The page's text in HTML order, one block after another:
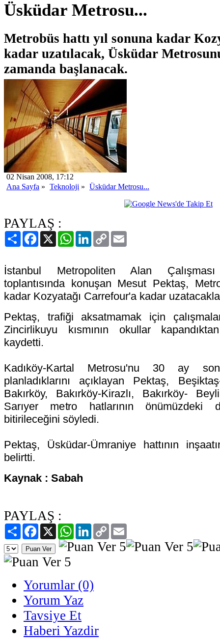
Üsküdar Metrosu...
Metrobüs hattı yıl sonuna kadar
kadar uzatılacak, Üsküdar
zamanda başlanacak.
02 Nisan 2008, 17:12
Ana Sayfa » Teknoloji » Üsküdar Metrosu...
PAYLAŞ :
PaylaşFacebook
X WhatsAppLinkedIn
Copy
Link
İstanbul Metropoliten Alan
toplantısında konuşan Mesut Pektaş,
kadar Kozyatağı Carrefour'a kadar
Pektaş, trafiği aksatmamak için
Zincirlikuyu kısmının okullar
kaydetti.
Kadıköy-Kartal Metrosu'nu 30 ay
planladıklarını açıklayan Pektaş,
Bakırköy, Bakırköy-Kirazlı, Bakırköy-
Sarıyer metro hatlarının önümüzdeki
bitirileceğini söyledi.
Pektaş, Üsküdar-Ümraniye hattının
belirtti.
Kaynak : Sabah
PAYLAŞ :
PaylaşFacebook
X WhatsAppLinkedIn
Copy
Link
Yorumlar (0)
Yorum Yaz
Tavsiye Et
Haberi Yazdir